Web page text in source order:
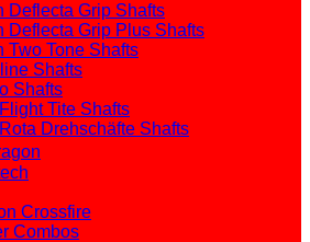
Deflecta Grip Shafts
Deflecta Grip Plus Shafts
Two Tone Shafts
Shafts
Shafts
Tite Shafts
Drehschäfte Shafts
Crossfire
Combos